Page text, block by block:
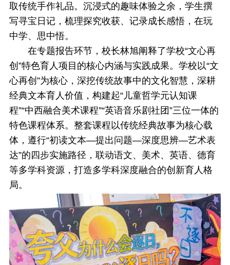
取传统手作礼品。沉浸式的趣味体验之余，学生撰
写寻宝日记，梳理探究收获、记录成长感悟，在玩
中学、思中悟。
在专题报告环节，校长林旭阐释了学校“文心再
创”特色育人项目的核心内涵与实践成果。学校以“文
心再创”为核心，深挖传统故事中的文化智慧，深耕
经典文本育人价值，构建起“儿童哲学元认知课
程”“中西融合美术课程”“英语音乐剧社团”三位一体的
特色课程体系。 整套课程以传统经典故事为核心载
体，遵行“初读文本—提出问题—深度思辨—艺术表
达”的四步实施路径，联动语文、美术、英语、德育
等多学科资源，打造多学科深度融合的创新育人格
局。